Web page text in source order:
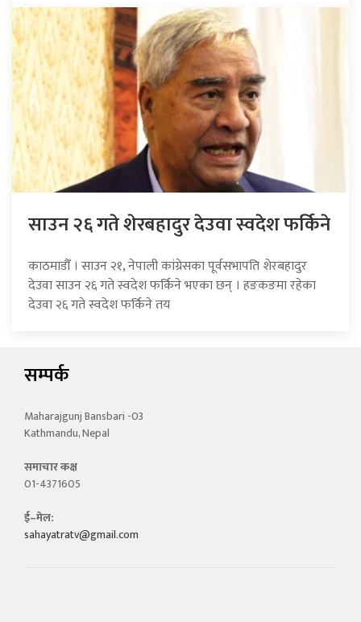
साउन २६ गते शेरबहादुर देउवा स्वदेश फर्किने
काठमाडौँ । साउन २१, नेपाली कांग्रेसका पूर्वसभापति शेरबहादुर
देउवा साउन २६ गते स्वदेश फर्किने भएका छन् । हङकङमा रहेका
देउवा २६ गते स्वदेश फर्किने तय
सम्पर्क
Maharajgunj Bansbari -03
Kathmandu, Nepal
समाचार कक्ष
01-4371605
ई–मेल:
sahayatratv@gmail.com